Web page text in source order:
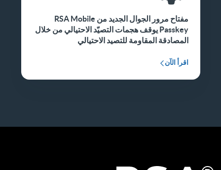
مفتاح مرور الجوال الجديد من RSA Mobile
Passkey يوقف هجمات التصيّد الاحتيالي من خلال
المصادقة المقاومة للتصيد الاحتيالي
اقرأ الآن